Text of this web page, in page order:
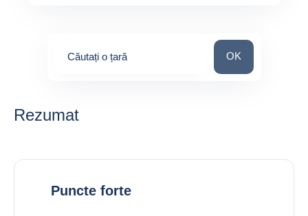
Căutați o țară Căutați o țară
OK
Rezumat
Puncte forte